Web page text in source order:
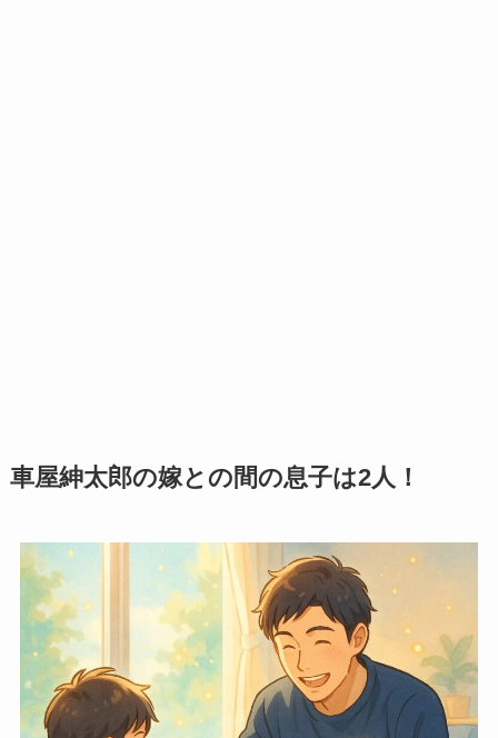
車屋紳太郎の嫁との間の息子は2人！